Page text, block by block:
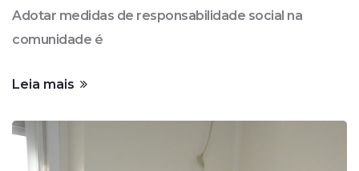
Adotar medidas de responsabilidade social na
comunidade é
Leia mais